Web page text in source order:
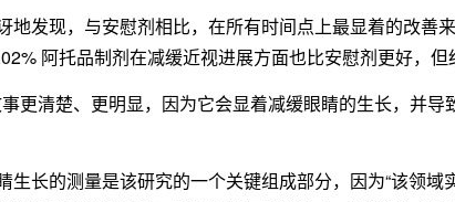
地发现，与安慰剂相比，在所有时间点上最显着的改善
阿托品制剂在减缓近视进展方面也比安慰剂更好，但
更清楚、更明显，因为它会显着减缓眼睛的生长，并导
生长的测量是该研究的一个关键组成部分，因为“该领域